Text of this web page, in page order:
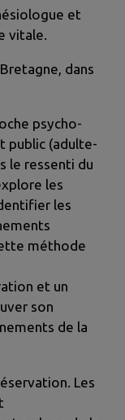
et
vitale.
dans
psycho-
public (adulte-
le ressenti du
les
les
méthode
et un
son
de la
Les